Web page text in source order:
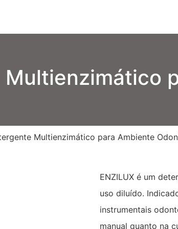
Multienzimático
Multienzimático para Ambiente
ENZILUX é um
uso diluído.
instrumentais
manual quanto na